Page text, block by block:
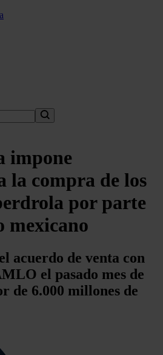
impone
la compra de los
por parte
mexicano
acuerdo de venta con
el pasado mes de
de 6.000 millones de